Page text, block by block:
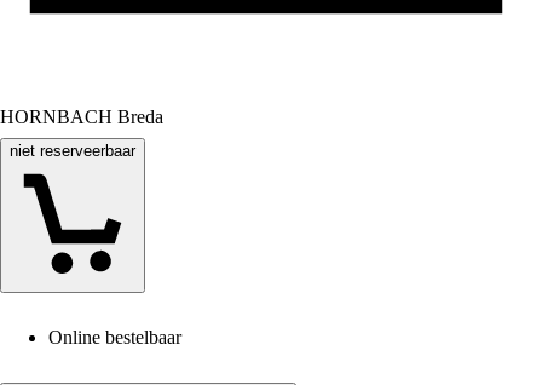
HORNBACH Breda
niet reserveerbaar
Online bestelbaar